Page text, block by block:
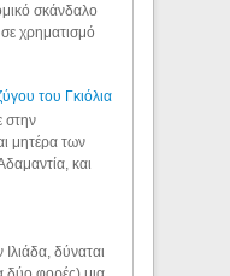
σκάνδαλο
χρηματισμό
του Γκιόλια
στην
μητέρα των
και
δύναται